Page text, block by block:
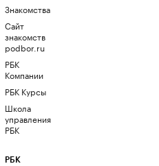
Знакомства
Сайт
знакомств
podbor.ru
РБК
Компании
РБК Курсы
Школа
управления
РБК
РБК